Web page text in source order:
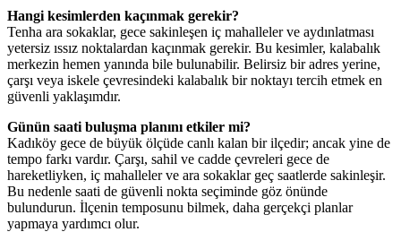
Hangi kesimlerden kaçınmak gerekir?
Tenha ara sokaklar, gece sakinleşen iç mahalleler ve aydınlatması
yetersiz ıssız noktalardan kaçınmak gerekir. Bu kesimler, kalabalık
merkezin hemen yanında bile bulunabilir. Belirsiz bir adres yerine,
çarşı veya iskele çevresindeki kalabalık bir noktayı tercih etmek en
güvenli yaklaşımdır.
Günün saati buluşma planını etkiler mi?
Kadıköy gece de büyük ölçüde canlı kalan bir ilçedir; ancak yine de
tempo farkı vardır. Çarşı, sahil ve cadde çevreleri gece de
hareketliyken, iç mahalleler ve ara sokaklar geç saatlerde sakinleşir.
Bu nedenle saati de güvenli nokta seçiminde göz önünde
bulundurun. İlçenin temposunu bilmek, daha gerçekçi planlar
yapmaya yardımcı olur.